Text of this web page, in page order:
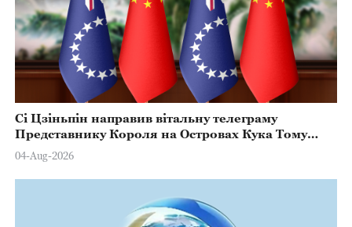
Сі Цзіньпін направив вітальну телеграму
Представнику Короля на Островах Кука Тому
Марстерсу з нагоди Дня Конституції
04-Aug-2026